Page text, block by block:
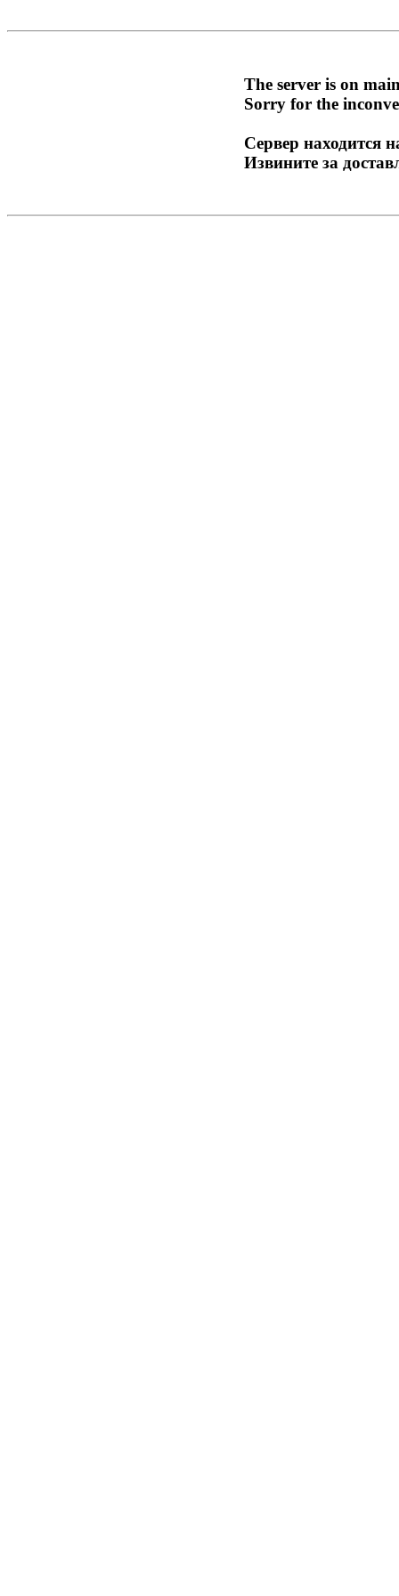
The server is on
Sorry for the
Сервер находится
Извините за